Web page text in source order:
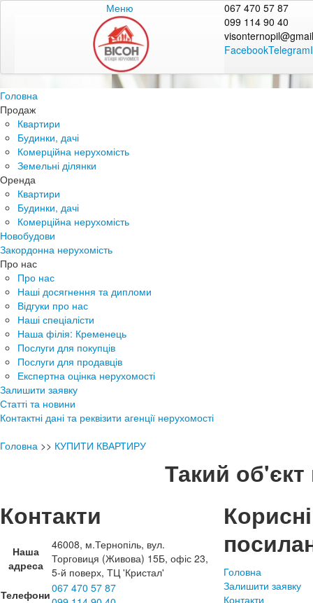
Меню
067 470 57 87
099 114 90 40
FacebookTelegram
Головна
Продаж
Квартири
Будинки, дачі
Комерційна нерухомість
Земельні ділянки
Оренда
Квартири
Будинки, дачі
Комерційна нерухомість
Новобудови
Закордонна нерухомість
Про нас
Про нас
Наші досягнення та дипломи
Відгуки про нас
Наші спеціалісти
Наша філія: Кременець
Послуги для покупців
Послуги для продавців
Експертна оцінка нерухомості
Залишити заявку
Статті та новини
Контактні дані та реквізити агенції нерухомості
Головна >> КУПИТИ КВАРТИРУ
Такий об'єкт
Контакти
Наша
адреса
46008, м.Тернопіль, вул.
Торговиця (Живова) 15Б, офіс 23,
5-й поверх, ТЦ 'Кристал'
Телефони067 470 57 87
Корисні
Головна
Залишити заявку
Контакти